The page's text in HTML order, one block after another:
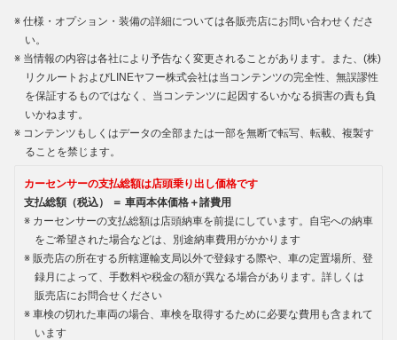
仕様・オプション・装備の詳細については各販売店にお問い合わせくださ
い。
当情報の内容は各社により予告なく変更されることがあります。また、(株)
リクルートおよびLINEヤフー株式会社は当コンテンツの完全性、無誤謬性
を保証するものではなく、当コンテンツに起因するいかなる損害の責も負
いかねます。
コンテンツもしくはデータの全部または一部を無断で転写、転載、複製す
ることを禁じます。
カーセンサーの支払総額は店頭乗り出し価格です
支払総額（税込） ＝ 車両本体価格＋諸費用
カーセンサーの支払総額は店頭納車を前提にしています。自宅への納車
をご希望された場合などは、別途納車費用がかかります
販売店の所在する所轄運輸支局以外で登録する際や、車の定置場所、登
録月によって、手数料や税金の額が異なる場合があります。詳しくは
販売店にお問合せください
車検の切れた車両の場合、車検を取得するために必要な費用も含まれて
います